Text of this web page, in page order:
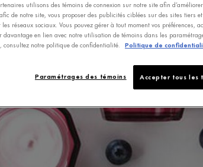
utilisons des témoins de connexion sur notre site afin
de notre site, vous proposer des publicités ciblées sur des sites tiers
réseaux sociaux. Vous pouvez gérer à tout moment vos préférences,
davantage en lien avec notre utilisation de témoins dans les
consultez notre politique de confidentialité.
Politique de
Accepter tous les
Paramétrages des témoins